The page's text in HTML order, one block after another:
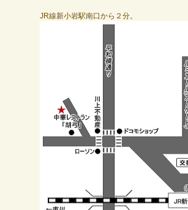
JR線新小岩駅南口から２分。